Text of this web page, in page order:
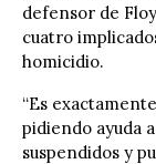
defensor de
cuatro
homicidio.
“Es
pidiendo ayuda
suspendidos y